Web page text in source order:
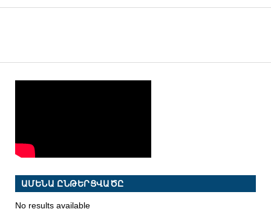
ԱՄԵՆԱ ԸՆԹԵՐՑՎԱԾԸ
No results available